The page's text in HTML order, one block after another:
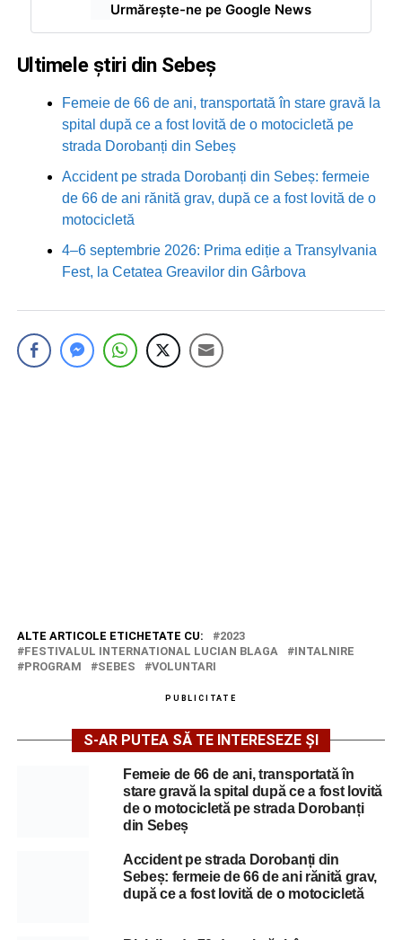
Urmărește-ne pe Google News
Ultimele știri din Sebeș
Femeie de 66 de ani, transportată în stare gravă la
spital după ce a fost lovită de o motocicletă pe
strada Dorobanți din Sebeș
Accident pe strada Dorobanți din Sebeș: fermeie
de 66 de ani rănită grav, după ce a fost lovită de o
motocicletă
4–6 septembrie 2026: Prima ediție a Transylvania
Fest, la Cetatea Greavilor din Gârbova
ALTE ARTICOLE ETICHETATE CU:
2023
FESTIVALUL INTERNATIONAL LUCIAN BLAGA
INTALNIRE
PROGRAM
SEBES VOLUNTARI
PUBLICITATE
S-AR PUTEA SĂ TE INTERESEZE ȘI
Femeie de 66 de ani, transportată în
stare gravă la spital după ce a fost lovită
de o motocicletă pe strada Dorobanți
din Sebeș
Accident pe strada Dorobanți din
Sebeș: fermeie de 66 de ani rănită grav,
după ce a fost lovită de o motocicletă